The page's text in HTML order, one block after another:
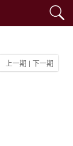
上一期 | 下一期